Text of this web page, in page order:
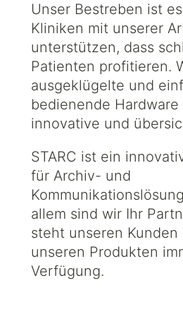
Unser Bestreben ist
Kliniken mit unserer
unterstützen, dass
Patienten profitieren.
ausgeklügelte und
bedienende
innovative und
STARC ist ein
für Archiv- und
allem sind wir Ihr
steht unseren Kunden
unseren Produkten
Verfügung.